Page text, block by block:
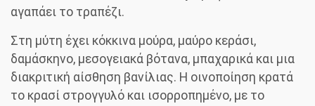
αγαπάει το τραπέζι.
Στη μύτη έχει κόκκινα μούρα, μαύρο κεράσι,
δαμάσκηνο, μεσογειακά βότανα, μπαχαρικά και μια
διακριτική αίσθηση βανίλιας. Η οινοποίηση κρατά
το κρασί στρογγυλό και ισορροπημένο, με το